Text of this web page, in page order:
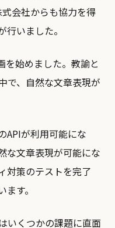
会社からも協力を得
いました。
を始めました。教諭と
で、自然な文章表現が
APIが利用可能にな
な文章表現が可能にな
対策のテストを完了
す。
いくつかの課題に直面